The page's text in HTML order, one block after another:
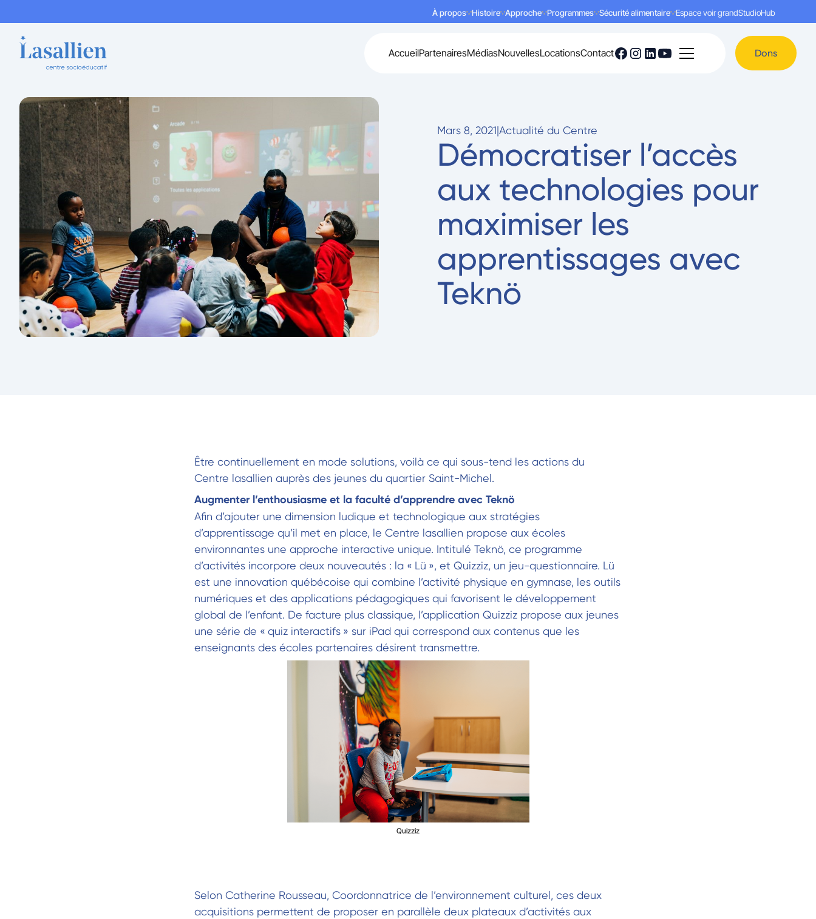
À propos Histoire Approche Programmes Sécurité alimentaire Espace voir grandStudioHub
AccueilPartenairesMédiasNouvellesLocationsContact Dons
Mars 8, 2021|Actualité du Centre
Démocratiser l’accès
aux technologies pour
maximiser les
apprentissages avec
Teknö
Être continuellement en mode solutions, voilà ce qui sous-tend les actions du
Centre lasallien auprès des jeunes du quartier Saint-Michel.
Augmenter l’enthousiasme et la faculté d’apprendre avec Teknö
Afin d’ajouter une dimension ludique et technologique aux stratégies
d’apprentissage qu’il met en place, le Centre lasallien propose aux écoles
environnantes une approche interactive unique. Intitulé Teknö, ce programme
d’activités incorpore deux nouveautés : la « Lü », et Quizziz, un jeu-questionnaire. Lü
est une innovation québécoise qui combine l’activité physique en gymnase, les outils
numériques et des applications pédagogiques qui favorisent le développement
global de l’enfant. De facture plus classique, l’application Quizziz propose aux jeunes
une série de « quiz interactifs » sur iPad qui correspond aux contenus que les
enseignants des écoles partenaires désirent transmettre.
Quizziz
Selon Catherine Rousseau, Coordonnatrice de l’environnement culturel, ces deux
acquisitions permettent de proposer en parallèle deux plateaux d’activités aux